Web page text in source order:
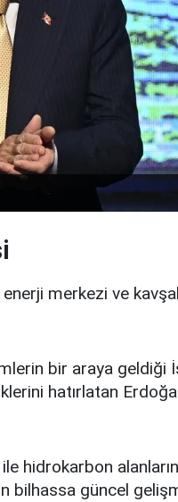
merkezi ve
bir araya geldiği
hatırlatan
hidrokarbon
bilhassa güncel